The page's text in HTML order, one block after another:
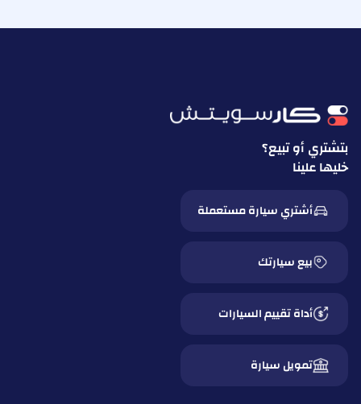
بتشتري أو تبيع؟
خليها علينا
أشتري سيارة مستعملة
بيع سيارتك
أداة تقييم السيارات
تمويل سيارة